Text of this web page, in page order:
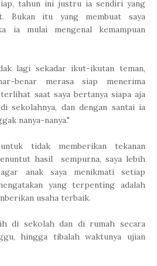
tahun ini justru ia sendiri yang
Bukan itu yang membuat saya
ia mulai mengenal kemampuan
lagi sekadar ikut-ikutan teman,
benar merasa siap menerima
saat saya bertanya siapa aja
sekolahnya, dan dengan santai ia
nanya-nanya."
tidak memberikan tekanan
hasil sempurna, saya lebih
anak saya menikmati setiap
yang terpenting adalah
usaha terbaik.
di sekolah dan di rumah secara
hingga tibalah waktunya ujian